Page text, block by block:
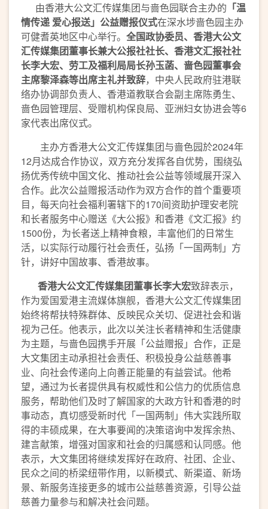
由香港大公文汇传媒集团与啬色园联合主办的 「温
情传递 爱心报送」 公益赠报仪式在深水埗啬色园主办
可健耆英地区中心举行。 全国政协委员、香港大公文
汇传媒集团董事长兼大公报社社长、香港文汇报社社
长李大宏、劳工及福利局局长孙玉菡、啬色园董事会
主席黎泽森等出席主礼并致辞，中央人民政府驻港联
络办协调部负责人、香港道教联合会副主席陈勇生、
啬色园管理层、受赠机构保良局、亚洲妇女协进会等6
家代表出席仪式。
主办方香港大公文汇传媒集团与啬色园於2024年
12月达成合作协议，双方充分发挥各自优势，围绕弘
扬优秀传统中国文化、推动社会公益等领域展开深入
合作。此次公益赠报活动作为双方合作的首个重要项
目，每天向社会福利署辖下的170间资助护理安老院
和长者服务中心赠送《大公报》和香港《文汇报》约
1500份，为长者送上精神食粮，丰富他们的日常生
活，以实际行动履行社会责任，弘扬「一国两制」方
针，讲好中国故事、香港故事。
香港大公文汇传媒集团董事长李大宏致辞表示，
作为爱国爱港主流媒体旗舰，香港大公文汇传媒集团
始终将帮扶特殊群体、反映民众关切、促进社会和谐
视为己任。他表示，此次以关注长者精神和生活健康
为主题，与啬色园携手开展「公益赠报」合作，正是
大文集团主动承担社会责任、积极投身公益慈善事
业、向社会传递向上向善正能量的有益尝试。他希
望，通过为长者提供具有权威性和公信力的优质信息
服务，帮助他们及时了解国家的大政方针和香港的时
事动态，真切感受新时代「一国两制」伟大实践所取
得的丰硕成果，在大事要闻的决策谘询中发挥余热、
建言献策，增强对国家和社会的归属感和认同感。他
表示，大文集团将继续发挥好在政府、社团、企业、
民众之间的桥梁纽带作用，以新模式、新渠道、新场
景、新服务连接更多的城市公益慈善资源，引导公益
慈善力量参与和解决社会问题。